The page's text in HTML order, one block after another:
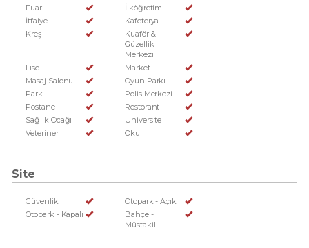
Fuar
İlköğretim
İtfaiye
Kafeterya
Kreş
Kuaför &
Güzellik
Merkezi
Lise
Market
Masaj Salonu
Oyun Parkı
Park
Polis Merkezi
Postane
Restorant
Sağlık Ocağı
Üniversite
Veteriner
Okul
Site
Güvenlik
Otopark - Açık
Otopark - Kapalı
Bahçe -
Müstakil